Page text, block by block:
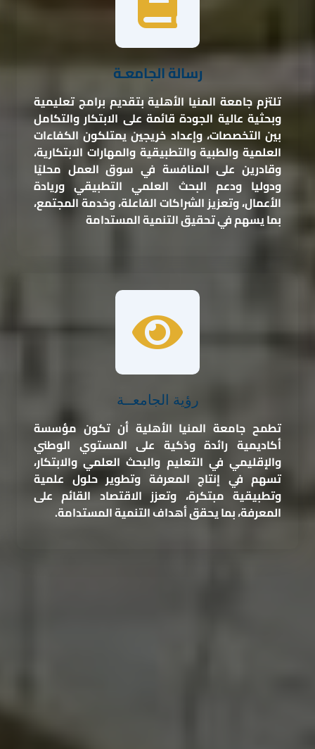
رسالة الجامعـة
تلتزم جامعة المنيا الأهلية بتقديم برامج تعليمية
وبحثية عالية الجودة قائمة على الابتكار والتكامل
بين التخصصات، وإعداد خريجين يمتلكون الكفاءات
العلمية والطبية والتطبيقية والمهارات الابتكارية،
وقادرين على المنافسة في سوق العمل محليًا
ودوليا ودعم البحث العلمي التطبيقي وريادة
الأعمال، وتعزيز الشراكات الفاعلة، وخدمة المجتمع،
بما يسهم في تحقيق التنمية المستدامة
رؤية الجامعــة
تطمح جامعة المنيا الأهلية أن تكون مؤسسة
أكاديمية رائدة وذكية على المستوي الوطني
والإقليمي في التعليم والبحث العلمي والابتكار،
تسهم في إنتاج المعرفة وتطوير حلول علمية
وتطبيقية مبتكرة، وتعزز الاقتصاد القائم على
المعرفة، بما يحقق أهداف التنمية المستدامة.